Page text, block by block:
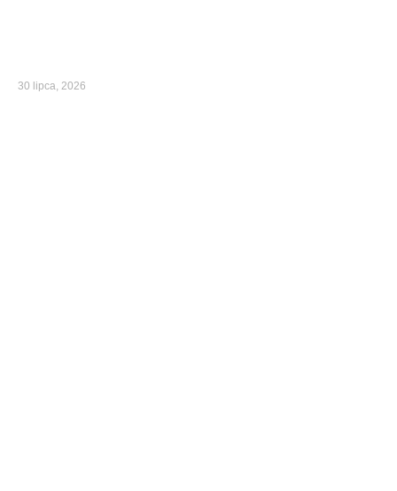
30 lipca, 2026